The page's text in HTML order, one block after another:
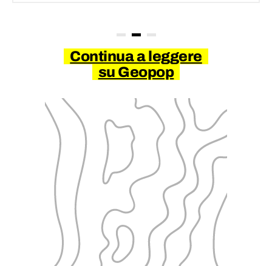
Continua a leggere
su Geopop